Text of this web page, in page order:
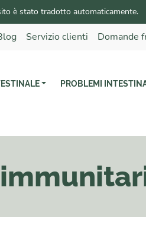
è stato tradotto automaticamente.
Servizio clienti Domande
PROBLEMI